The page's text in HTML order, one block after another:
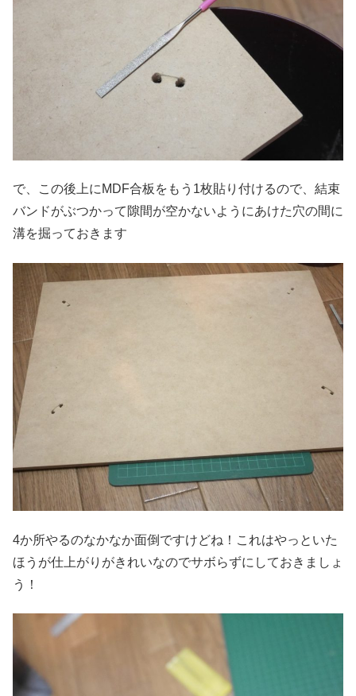
で、この後上にMDF合板をもう1枚貼り付けるので、結束
バンドがぶつかって隙間が空かないようにあけた穴の間に
溝を掘っておきます
4か所やるのなかなか面倒ですけどね！これはやっといた
ほうが仕上がりがきれいなのでサボらずにしておきましょ
う！